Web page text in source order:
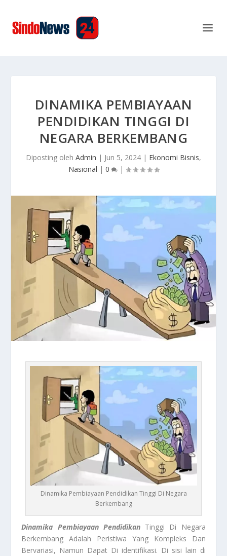
DINAMIKA PEMBIAYAAN
PENDIDIKAN TINGGI DI
NEGARA BERKEMBANG
Diposting oleh Admin | Jun 5, 2024 | Ekonomi Bisnis,
Nasional | 0 |
Dinamika Pembiayaan Pendidikan Tinggi Di Negara
Berkembang
Dinamika Pembiayaan PendidikanTinggi Di Negara
Berkembang Adalah Peristiwa Yang Kompleks Dan
Bervariasi, Namun Dapat Di identifikasi. Di sisi lain di